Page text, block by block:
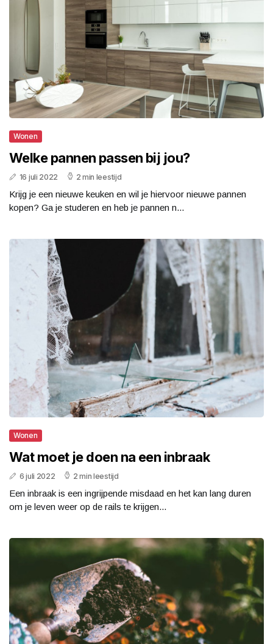
Wonen
Welke pannen passen bij jou?
16 juli 2022 2 min leestijd
Krijg je een nieuwe keuken en wil je hiervoor nieuwe pannen
kopen? Ga je studeren en heb je pannen n...
Wonen
Wat moet je doen na een inbraak
6 juli 2022 2 min leestijd
Een inbraak is een ingrijpende misdaad en het kan lang duren
om je leven weer op de rails te krijgen...